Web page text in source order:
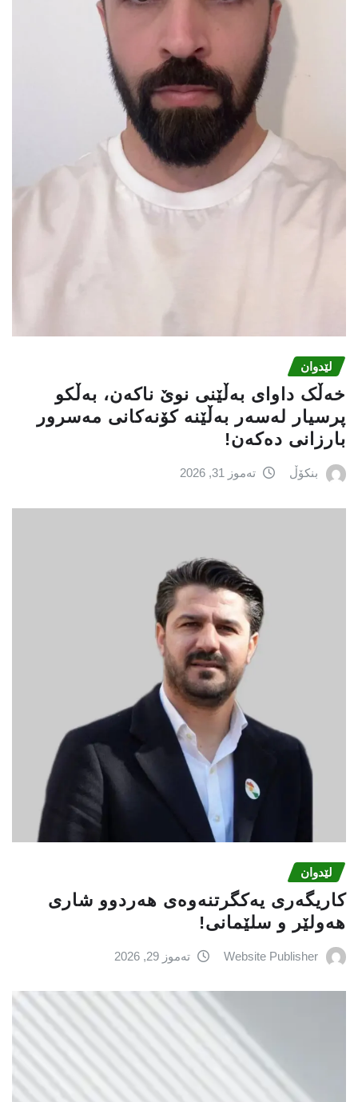
لێدوان
خەڵک داوای بەڵێنی نوێ ناکەن، بەڵکو
پرسیار لەسەر بەڵێنە کۆنەکانى مەسرور
بارزانی دەکەن!
بنکۆڵ تەموز 31, 2026
لێدوان
کاریگەری یەکگرتنەوەی هەردوو شاری
هەولێر و سلێمانی!
Website Publisher تەموز 29, 2026